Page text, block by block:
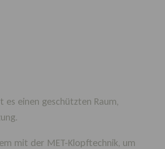
einen geschützten Raum,
mit der MET-Klopftechnik, um